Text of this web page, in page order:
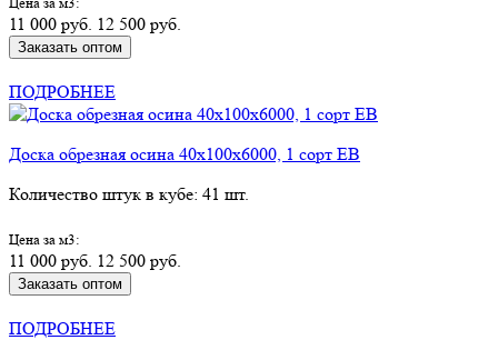
11 000 руб. 12 500 руб.
Заказать оптом
ПОДРОБНЕЕ
Доска обрезная осина 40х100х6000, 1 сорт ЕВ
Количество штук в кубе: 41 шт.
Цена за м3:
11 000 руб. 12 500 руб.
Заказать оптом
ПОДРОБНЕЕ